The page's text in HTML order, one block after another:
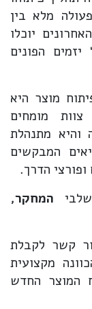
מלא בין
יוכלו
הפונים
מוצר היא
מומחים
והיא מתנהלת
המבקשים
ופורצי הדרך.
המחקר,
קשר לקבלת
מקצועית
המוצר החדש